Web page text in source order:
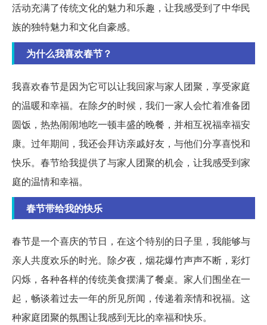
活动充满了传统文化的魅力和乐趣，让我感受到了中华民
族的独特魅力和文化自豪感。
为什么我喜欢春节？
我喜欢春节是因为它可以让我回家与家人团聚，享受家庭
的温暖和幸福。在除夕的时候，我们一家人会忙着准备团
圆饭，热热闹闹地吃一顿丰盛的晚餐，并相互祝福幸福安
康。过年期间，我还会拜访亲戚好友，与他们分享喜悦和
快乐。春节给我提供了与家人团聚的机会，让我感受到家
庭的温情和幸福。
春节带给我的快乐
春节是一个喜庆的节日，在这个特别的日子里，我能够与
亲人共度欢乐的时光。除夕夜，烟花爆竹声声不断，彩灯
闪烁，各种各样的传统美食摆满了餐桌。家人们围坐在一
起，畅谈着过去一年的所见所闻，传递着亲情和祝福。这
种家庭团聚的氛围让我感到无比的幸福和快乐。